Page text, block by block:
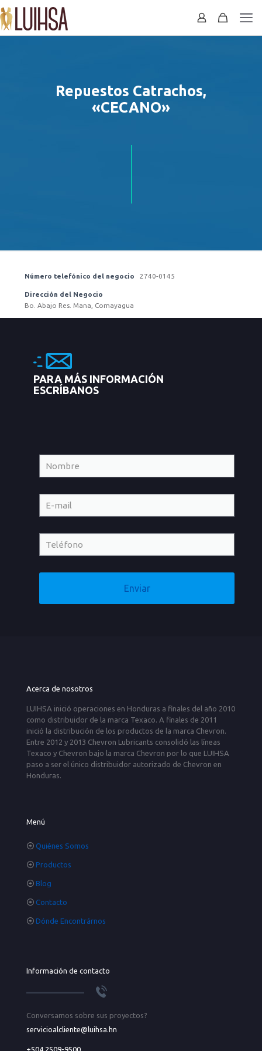
Repuestos Catrachos,
«CECANO»
Número telefónico del negocio 2740-0145
Dirección del Negocio
Bo. Abajo Res. Mana, Comayagua
PARA MÁS INFORMACIÓN
ESCRÍBANOS
Acerca de nosotros
LUIHSA inició operaciones en Honduras a finales del año 2010
como distribuidor de la marca Texaco. A finales de 2011
inició la distribución de los productos de la marca Chevron.
Entre 2012 y 2013 Chevron Lubricants consolidó las líneas
Texaco y Chevron bajo la marca Chevron por lo que LUIHSA
paso a ser el único distribuidor autorizado de Chevron en
Honduras.
Menú
Quiénes Somos
Productos
Blog
Contacto
Dónde Encontrárnos
Información de contacto
Conversamos sobre sus proyectos?
servicioalcliente@luihsa.hn
+504 2509-9500